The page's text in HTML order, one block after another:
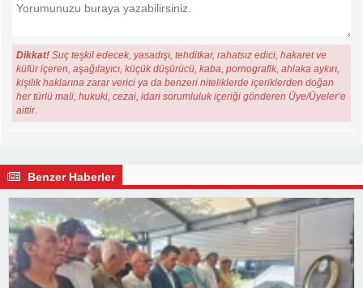
Dikkat! Suç teşkil edecek, yasadışı, tehditkar, rahatsız edici, hakaret ve
küfür içeren, aşağılayıcı, küçük düşürücü, kaba, pornografik, ahlaka aykırı,
kişilik haklarına zarar verici ya da benzeri niteliklerde içeriklerden doğan
her türlü mali, hukuki, cezai, idari sorumluluk içeriği gönderen Üye/Üyeler’e
aittir.
Benzer Haberler